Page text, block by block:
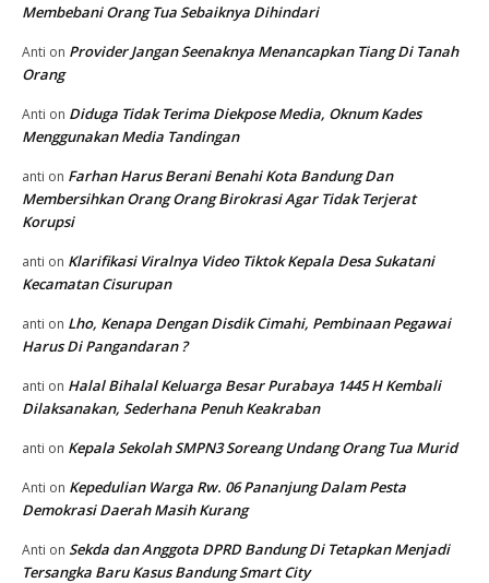
Membebani Orang Tua Sebaiknya Dihindari
Anti on Provider Jangan Seenaknya Menancapkan Tiang Di Tanah
Orang
Anti on Diduga Tidak Terima Diekpose Media, Oknum Kades
Menggunakan Media Tandingan
anti on Farhan Harus Berani Benahi Kota Bandung Dan
Membersihkan Orang Orang Birokrasi Agar Tidak Terjerat
Korupsi
anti on Klarifikasi Viralnya Video Tiktok Kepala Desa Sukatani
Kecamatan Cisurupan
anti on Lho, Kenapa Dengan Disdik Cimahi, Pembinaan Pegawai
Harus Di Pangandaran ?
anti on Halal Bihalal Keluarga Besar Purabaya 1445 H Kembali
Dilaksanakan, Sederhana Penuh Keakraban
anti on Kepala Sekolah SMPN3 Soreang Undang Orang Tua Murid
Anti on Kepedulian Warga Rw. 06 Pananjung Dalam Pesta
Demokrasi Daerah Masih Kurang
Anti on Sekda dan Anggota DPRD Bandung Di Tetapkan Menjadi
Tersangka Baru Kasus Bandung Smart City